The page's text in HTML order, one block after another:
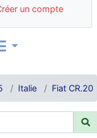
du site ces derniers
les bots trop nocifs
sur l'Armée de l'Air,
il y a quelques
un compte
Italie Fiat CR.20